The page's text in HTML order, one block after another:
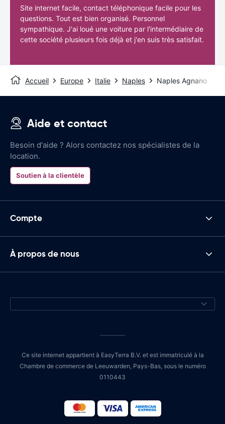
Site internet facile, contact téléphonique facile pour les
questions. Tout est bien organisé. Personnel
sympathique. J'ai loué une voiture par l'intermédiaire de
cette société plusieurs fois déjà et j'en suis très satisfait.
Accueil Europe Italie Naples Naples Agnano
Aide et contact
Besoin d'aide ? Alors contactez nos spécialistes de la
location.
Soutien à la clientèle
Compte
À propos de nous
Ce site internet appartient à EasyTerra B.V. et est immatriculé à la
Chambre de commerce de Leeuwarden, Pays-Bas, sous le numéro
0110443